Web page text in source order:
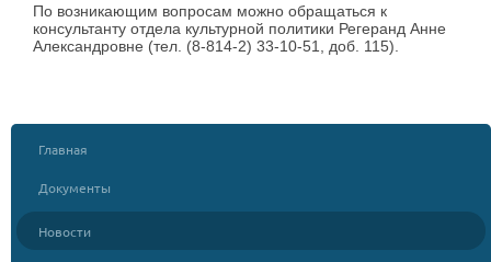
По возникающим вопросам можно обращаться к
консультанту отдела культурной политики Регеранд Анне
Александровне (тел. (8-814-2) 33-10-51, доб. 115).
Главная
Документы
Новости